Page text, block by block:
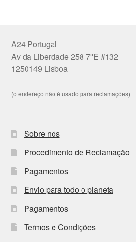
A24 Portugal
Av da Liberdade 258 7ºE #132
1250149 Lisboa
(o endereço não é usado para reclamações)
Sobre nós
Procedimento de Reclamação
Pagamentos
Envio para todo o planeta
Pagamentos
Termos e Condições